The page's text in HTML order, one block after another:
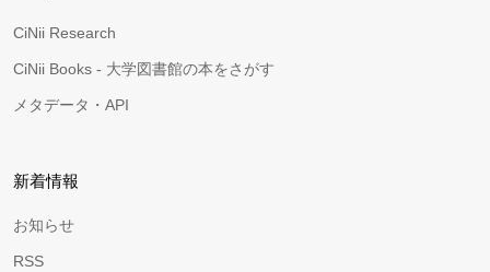
CiNii Research
CiNii Books - 大学図書館の本をさがす
メタデータ・API
新着情報
お知らせ
RSS